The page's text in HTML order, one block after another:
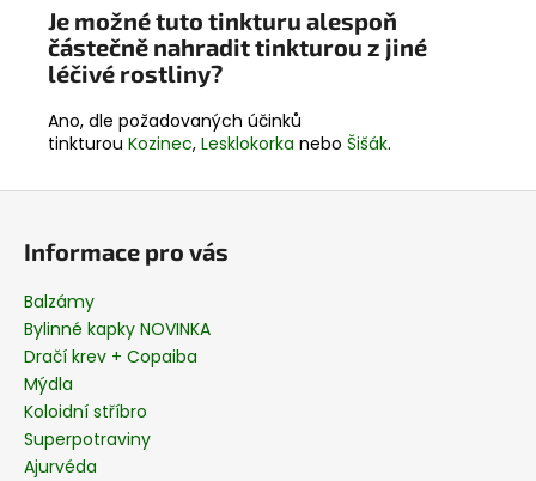
Je možné tuto tinkturu alespoň
částečně nahradit tinkturou z jiné
léčivé rostliny?
Ano, dle požadovaných účinků
tinkturou Kozinec, Lesklokorka nebo Šišák.
Informace pro vás
Balzámy
Bylinné kapky NOVINKA
Dračí krev + Copaiba
Mýdla
Koloidní stříbro
Superpotraviny
Ajurvéda